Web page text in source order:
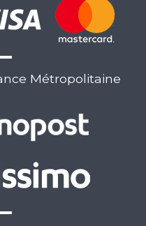
Métropolitaine